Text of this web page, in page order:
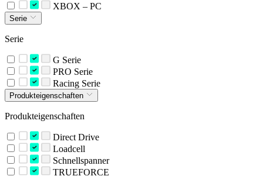
XBOX – PC
Serie
Serie
G Serie
PRO Serie
Racing Serie
Produkteigenschaften
Produkteigenschaften
Direct Drive
Loadcell
Schnellspanner
TRUEFORCE